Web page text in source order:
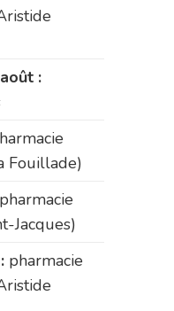
:
Fouillade)
pharmacie
Jacques)
pharmacie